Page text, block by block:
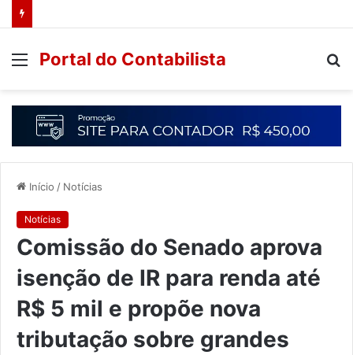
Portal do Contabilista
Início / Notícias
Notícias
Comissão do Senado aprova
isenção de IR para renda até
R$ 5 mil e propõe nova
tributação sobre grandes